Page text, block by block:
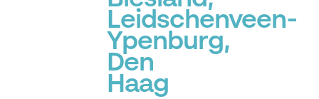
Leidschenveen-
Ypenburg,
Den
Haag